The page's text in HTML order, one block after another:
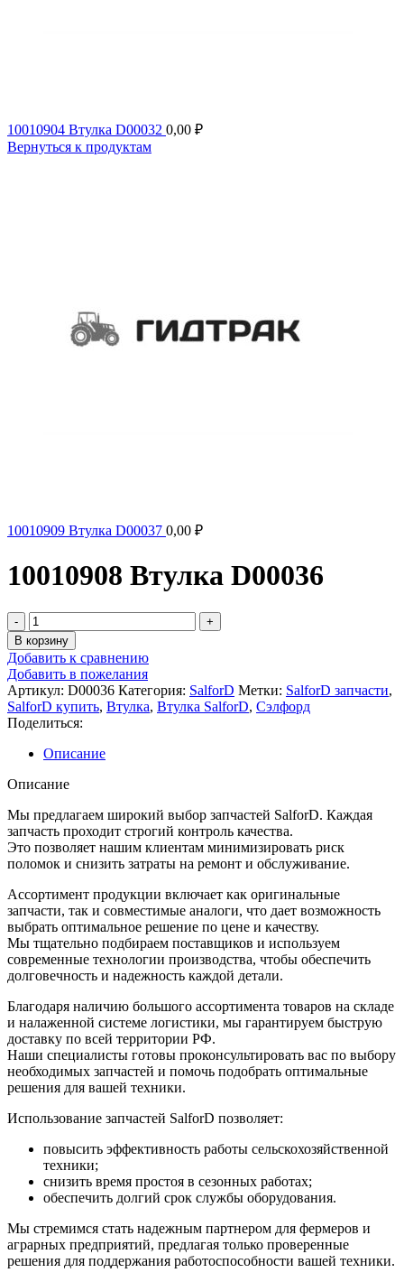
10010904 Втулка D00032 0,00 ₽
Вернуться к продуктам
10010909 Втулка D00037 0,00 ₽
10010908 Втулка D00036
Количество
товара
10010908
Втулка
D00036
В корзину
Добавить к сравнению
Добавить в пожелания
Артикул: D00036 Категория: SalforD Метки: SalforD запчасти,
SalforD купить, Втулка, Втулка SalforD, Сэлфорд
Поделиться:
Описание
Описание
Мы предлагаем широкий выбор запчастей SalforD. Каждая
запчасть проходит строгий контроль качества.
Это позволяет нашим клиентам минимизировать риск
поломок и снизить затраты на ремонт и обслуживание.
Ассортимент продукции включает как оригинальные
запчасти, так и совместимые аналоги, что дает возможность
выбрать оптимальное решение по цене и качеству.
Мы тщательно подбираем поставщиков и используем
современные технологии производства, чтобы обеспечить
долговечность и надежность каждой детали.
Благодаря наличию большого ассортимента товаров на складе
и налаженной системе логистики, мы гарантируем быструю
доставку по всей территории РФ.
Наши специалисты готовы проконсультировать вас по выбору
необходимых запчастей и помочь подобрать оптимальные
решения для вашей техники.
Использование запчастей SalforD позволяет:
повысить эффективность работы сельскохозяйственной
техники;
снизить время простоя в сезонных работах;
обеспечить долгий срок службы оборудования.
Мы стремимся стать надежным партнером для фермеров и
аграрных предприятий, предлагая только проверенные
решения для поддержания работоспособности вашей техники.